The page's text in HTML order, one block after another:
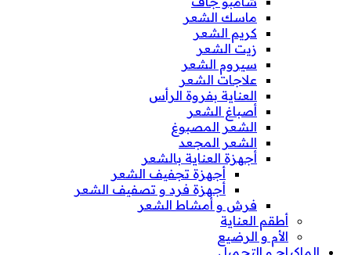
ماسك الشعر
كريم الشعر
زيت الشعر
سيروم الشعر
علاجات الشعر
العناية بفروة الرأس
أصباغ الشعر
الشعر المصبوغ
الشعر المجعد
أجهزة العناية بالشعر
أجهزة تجفيف الشعر
أجهزة فرد و تصفيف الشعر
فرش و أمشاط الشعر
أطقم العناية
الأم و الرضيع
الماكياج و التجميل